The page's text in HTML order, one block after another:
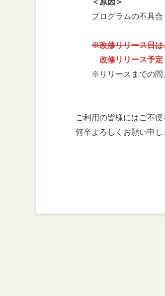
＜原因＞
プログラムの不具合
※改修リリース日は
改修リリース予
※リリースまでの間、上記
ご利用の皆様にはご不便を
何卒よろしくお願い申し上